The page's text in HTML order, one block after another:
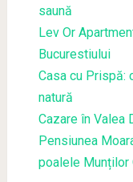
saună
Lev Or
Bucurestiului
Casa cu Prispă:
natură
Cazare în Valea
Pensiunea
poalele Munților